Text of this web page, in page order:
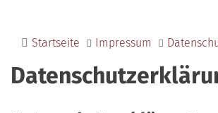
Startseite Impressum